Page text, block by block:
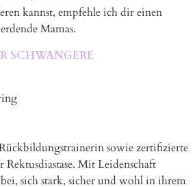
kannst, empfehle ich dir einen
Mamas.
SCHWANGERE
sowie zertifizierte
Mit Leidenschaft
sich stark, sicher und wohl in ihrem